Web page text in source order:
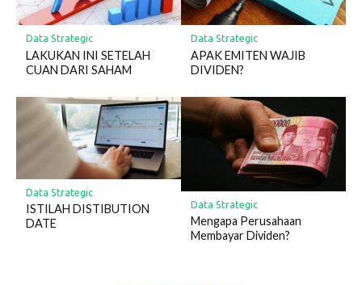
Data Strategic
LAKUKAN INI SETELAH
CUAN DARI SAHAM
Data Strategic
APAK EMITEN WAJIB
DIVIDEN?
Data Strategic
ISTILAH DISTIBUTION
DATE
Data Strategic
Mengapa Perusahaan
Membayar Dividen?